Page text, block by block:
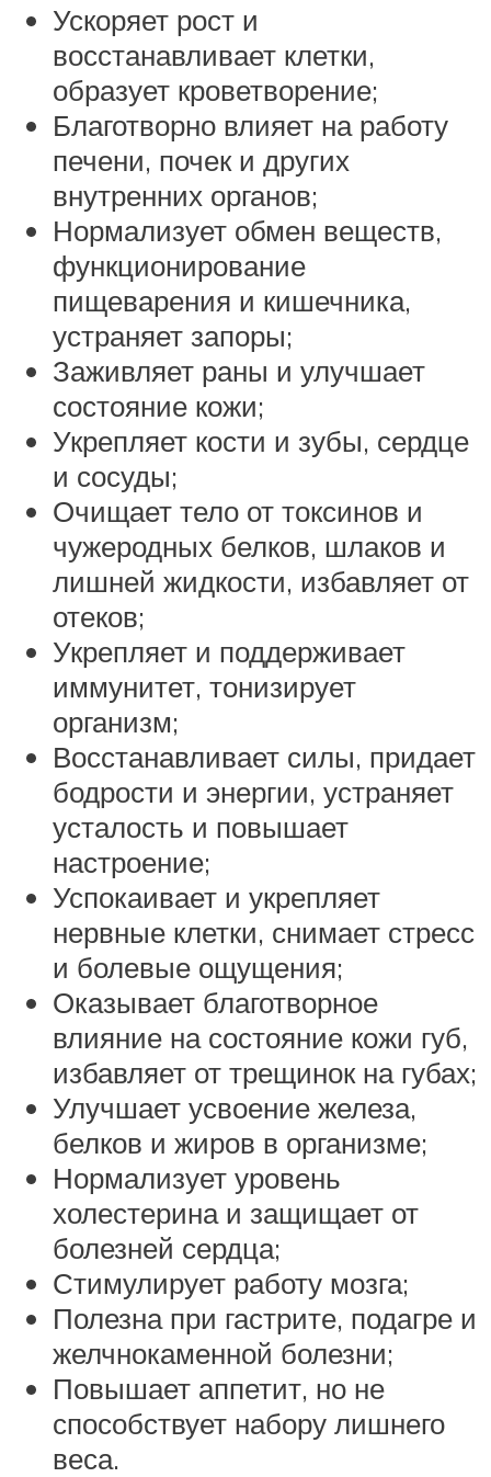
Ускоряет рост и
восстанавливает клетки,
образует кроветворение;
Благотворно влияет на работу
печени, почек и других
внутренних органов;
Нормализует обмен веществ,
функционирование
пищеварения и кишечника,
устраняет запоры;
Заживляет раны и улучшает
состояние кожи;
Укрепляет кости и зубы, сердце
и сосуды;
Очищает тело от токсинов и
чужеродных белков, шлаков и
лишней жидкости, избавляет от
отеков;
Укрепляет и поддерживает
иммунитет, тонизирует
организм;
Восстанавливает силы, придает
бодрости и энергии, устраняет
усталость и повышает
настроение;
Успокаивает и укрепляет
нервные клетки, снимает стресс
и болевые ощущения;
Оказывает благотворное
влияние на состояние кожи губ,
избавляет от трещинок на губах;
Улучшает усвоение железа,
белков и жиров в организме;
Нормализует уровень
холестерина и защищает от
болезней сердца;
Стимулирует работу мозга;
Полезна при гастрите, подагре и
желчнокаменной болезни;
Повышает аппетит, но не
способствует набору лишнего
веса.